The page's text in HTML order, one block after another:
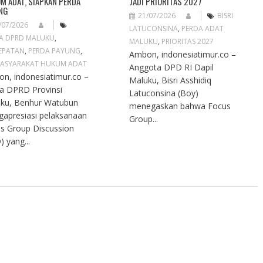
2026
DPRD MALUKU,
, PERDA PAYUNG,
HUKUM ADAT
indonesiatimur.co –
DPRD Provinsi
Benhur Watubun
pelaksanaan
Group Discussion
yang...
21/07/2026
BISRI
LATUCONSINA, PERDA ADAT
MALUKU, PRIORITAS 2027
Ambon, indonesiatimur.co –
Anggota DPD RI Dapil
Maluku, Bisri Asshidiq
Latuconsina (Boy)
menegaskan bahwa Focus
Group...